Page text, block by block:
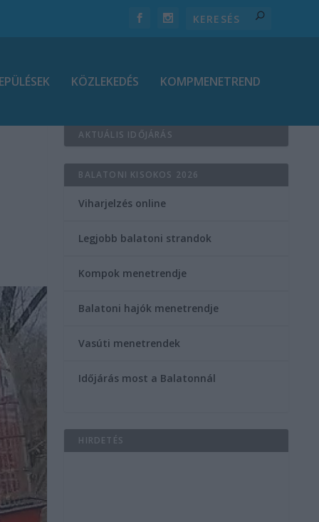
KÖZLEKEDÉS KOMPMENETREND
AKTUÁLIS IDŐJÁRÁS
BALATONI KISOKOS 2026
Viharjelzés online
Legjobb balatoni strandok
Kompok menetrendje
Balatoni hajók menetrendje
Vasúti menetrendek
Időjárás most a Balatonnál
HIRDETÉS